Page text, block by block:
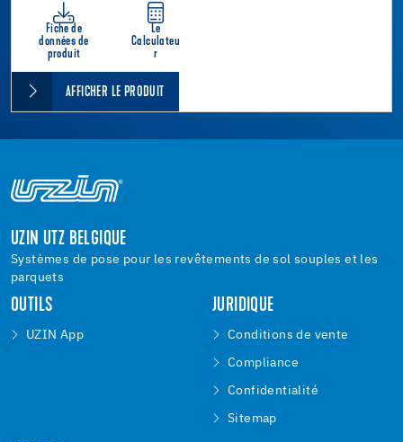
Fiche de
données de
produit
Le
Calculateu
r
AFFICHER LE PRODUIT
UZIN UTZ BELGIQUE
Systèmes de pose pour les revêtements de sol souples et les
parquets
OUTILS
UZIN App
JURIDIQUE
Conditions de vente
Compliance
Confidentialité
Sitemap